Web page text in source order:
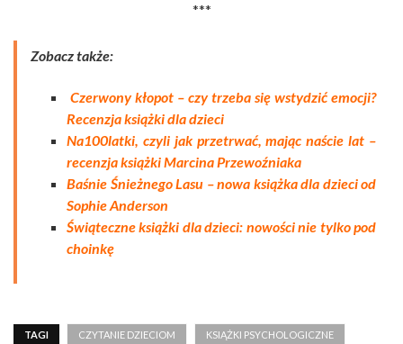
***
Zobacz także:
Czerwony kłopot – czy trzeba się wstydzić emocji?
Recenzja książki dla dzieci
Na100latki, czyli jak przetrwać, mając naście lat –
recenzja książki Marcina Przewoźniaka
Baśnie Śnieżnego Lasu – nowa książka dla dzieci od
Sophie Anderson
Świąteczne książki dla dzieci: nowości nie tylko pod
choinkę
TAGI CZYTANIE DZIECIOM KSIĄŻKI PSYCHOLOGICZNE